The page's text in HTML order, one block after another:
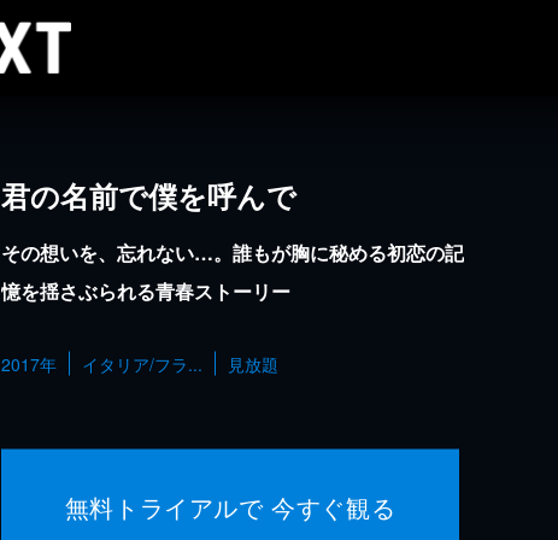
君の名前で僕を呼んで
その想いを、忘れない…。誰もが胸に秘める初恋の記
憶を揺さぶられる青春ストーリー
2017年 イタリア/フラ... 見放題
無料トライアルで 今すぐ観る